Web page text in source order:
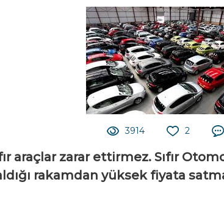
3914 2
araçlar zarar ettirmez. Sıfır
rakamdan yüksek fiyata